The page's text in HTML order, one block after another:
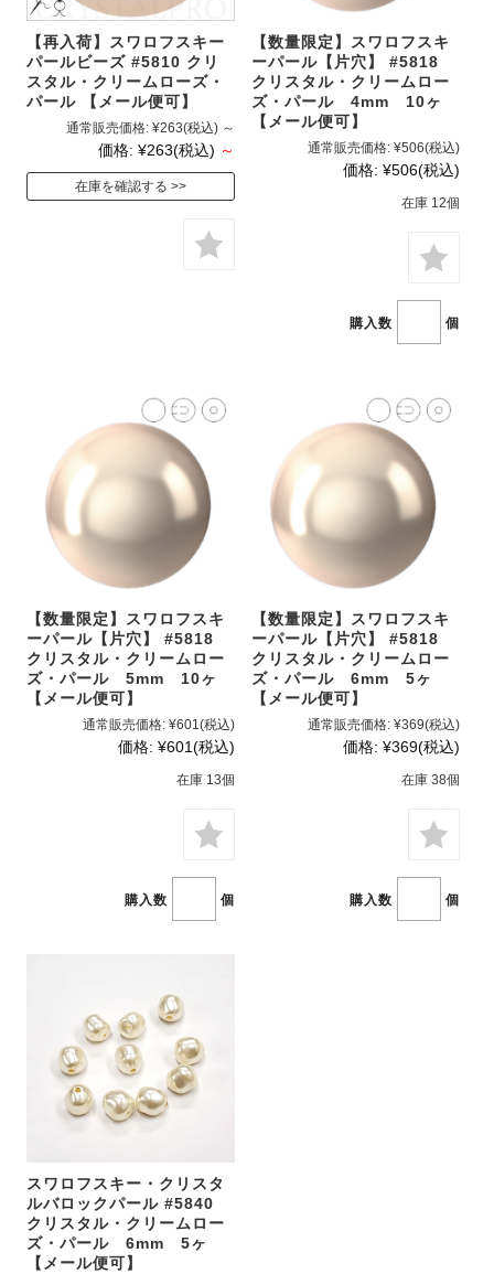
【再入荷】スワロフスキー
パールビーズ #5810 クリ
スタル・クリームローズ・
パール 【メール便可】
通常販売価格: ¥263(税込) ～
価格: ¥263(税込) ～
在庫を確認する
【数量限定】スワロフスキ
ーパール【片穴】 #5818
クリスタル・クリームロー
ズ・パール 4mm 10ヶ
【メール便可】
通常販売価格: ¥506(税込)
価格: ¥506(税込)
在庫 12個
購入数 個
【数量限定】スワロフスキ
ーパール【片穴】 #5818
クリスタル・クリームロー
ズ・パール 5mm 10ヶ
【メール便可】
通常販売価格: ¥601(税込)
価格: ¥601(税込)
在庫 13個
購入数 個
【数量限定】スワロフスキ
ーパール【片穴】 #5818
クリスタル・クリームロー
ズ・パール 6mm 5ヶ
【メール便可】
通常販売価格: ¥369(税込)
価格: ¥369(税込)
在庫 38個
購入数 個
スワロフスキー・クリスタ
ルバロックパール #5840
クリスタル・クリームロー
ズ・パール 6mm 5ヶ
【メール便可】